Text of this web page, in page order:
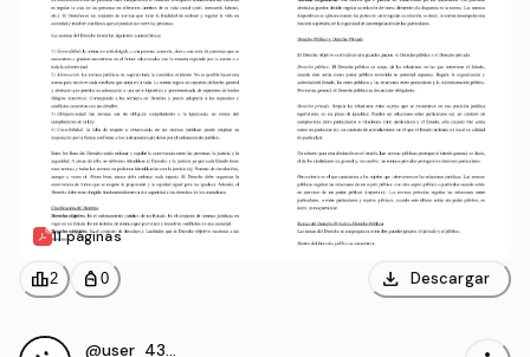
11 páginas
leaderboard2 personal_bag 0 download Descargar
@user_4327132